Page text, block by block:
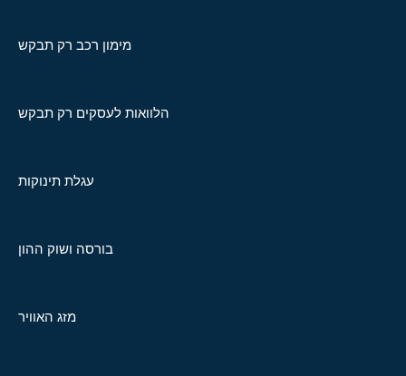
מימון רכב רק תבקש
הלוואות לעסקים רק תבקש
עגלת תינוקות
בורסה ושוק ההון
מזג האוויר